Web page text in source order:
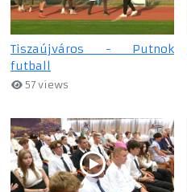
Tiszaújváros - Putnok
futball
57 views